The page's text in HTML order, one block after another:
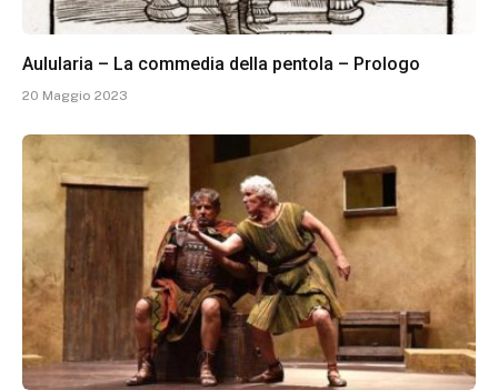
Aulularia – La commedia della pentola – Prologo
20 Maggio 2023